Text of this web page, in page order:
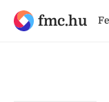
fmc.hu